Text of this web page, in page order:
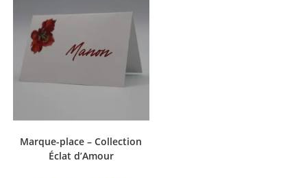
Marque-place – Collection
Éclat d’Amour